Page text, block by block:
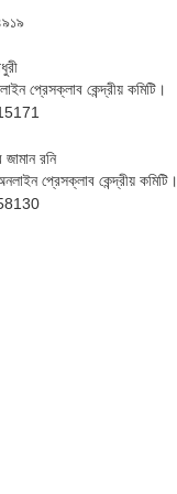
প্রেসক্লাব কেন্দ্রীয় কমিটি।
রনি
প্রেসক্লাব কেন্দ্রীয় কমিটি।